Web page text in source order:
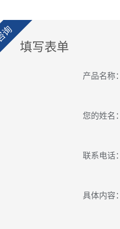
填写表单
产品名称：
您的姓名：
联系电话：
具体内容：